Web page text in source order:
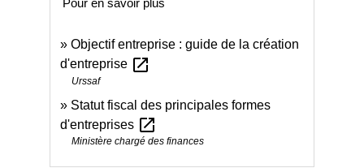
Objectif entreprise : guide de la création
d'entreprise open_in_new
Urssaf
Statut fiscal des principales formes
d'entreprises open_in_new
Ministère chargé des finances